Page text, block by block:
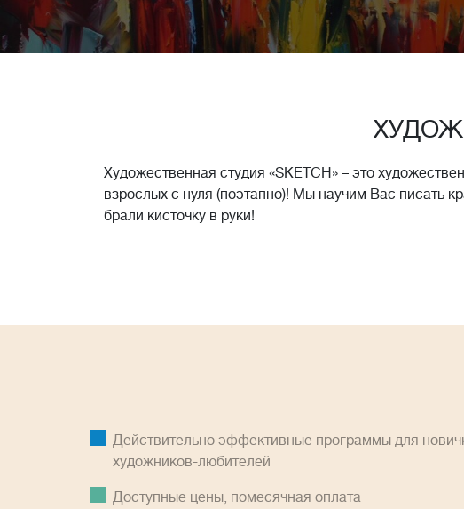
Художественная студия «SKETCH» – это
взрослых с нуля (поэтапно)! Мы научим Вас писать
брали кисточку в руки!
Действительно эффективные программы для
художников-любителей
Доступные цены, помесячная оплатa